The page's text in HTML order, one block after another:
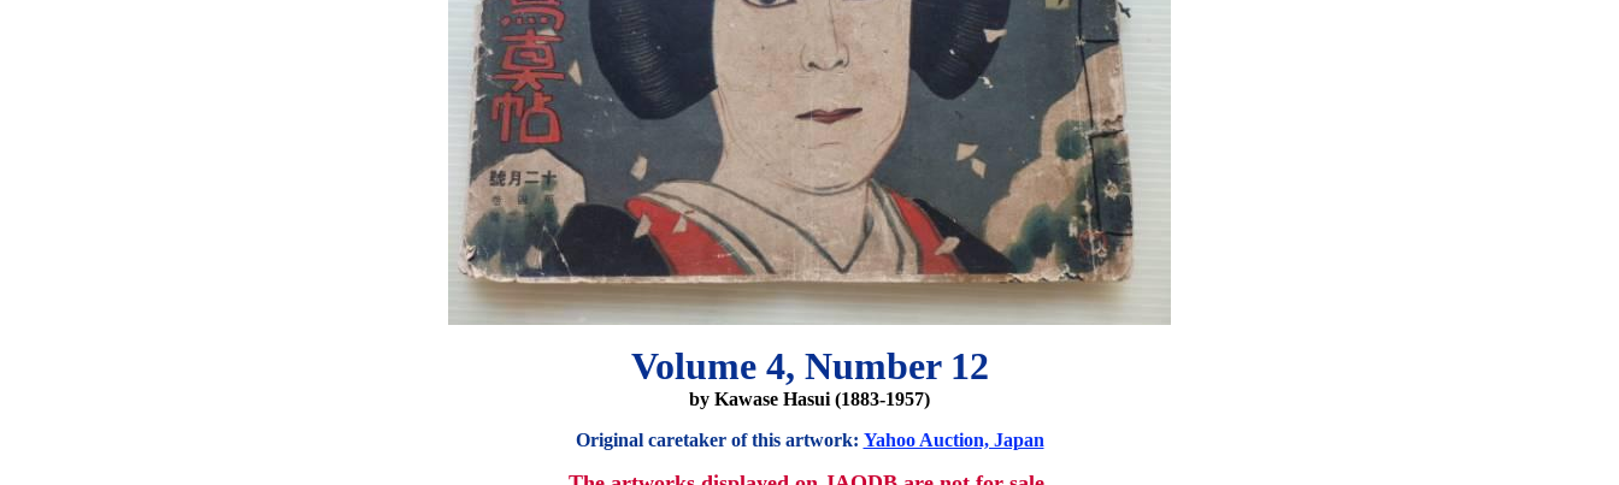
Volume 4, Number 12
by Kawase Hasui (1883-1957)
Original caretaker of this artwork: Yahoo Auction, Japan